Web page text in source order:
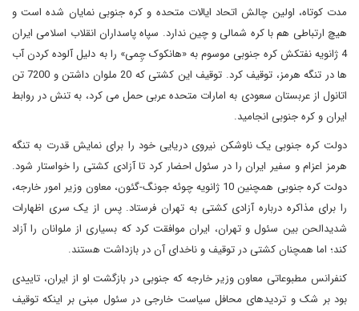
مدت کوتاه، اولین چالش اتحاد ایالات متحده و کره جنوبی نمایان شده است و
هیچ ارتباطی هم با کره شمالی و چین ندارد. سپاه پاسداران انقلاب اسلامی ایران
4 ژانویه نفتکش کره جنوبی موسوم به «هانکوک چِمی» را به دلیل آلوده کردن آب
ها در تنگه هرمز، توقیف کرد. توقیف این کشتی که 20 ملوان داشتن و 7200 تن
اتانول از عربستان سعودی به امارات متحده عربی حمل می کرد، به تنش در روابط
ایران و کره جنوبی انجامید.
دولت کره جنوبی یک ناوشکن نیروی دریایی خود را برای نمایش قدرت به تنگه
هرمز اعزام و سفیر ایران را در سئول احضار کرد تا آزادی کشتی را خواستار شود.
دولت کره جنوبی همچنین 10 ژانویه چوئه جونگ-گئون، معاون وزیر امور خارجه،
را برای مذاکره درباره آزادی کشتی به تهران فرستاد. پس از یک سری اظهارات
شدیدالحن بین سئول و تهران، ایران موافقت کرد که بسیاری از ملوانان را آزاد
کند؛ اما همچنان کشتی در توقیف و ناخدای آن در بازداشت هستند.
کنفرانس مطبوعاتی معاون وزیر خارجه که جنوبی در بازگشت او از ایران، تاییدی
بود بر شک و تردیدهای محافل سیاست خارجی در سئول مبنی بر اینکه توقیف